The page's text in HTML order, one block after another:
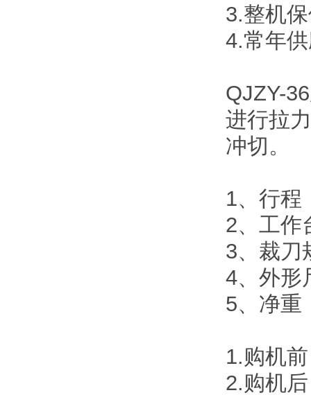
3.整机
4.常年
QJZY-
进行拉
冲切。
1、行程
2、工作
3、裁刀
4、外形
5、净重
1.购机
2.购机